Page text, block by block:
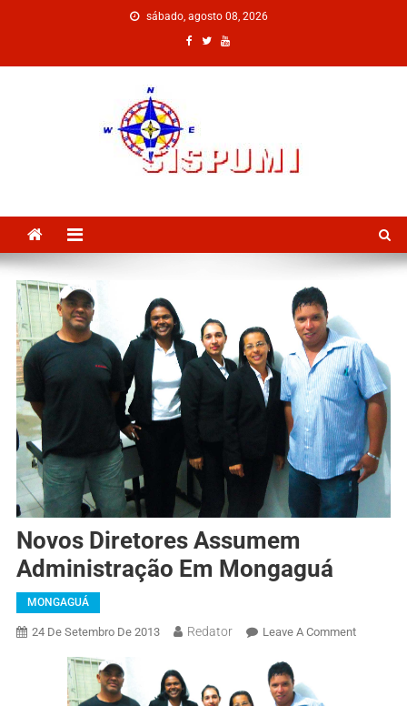
sábado, agosto 08, 2026
Novos Diretores Assumem
Administração Em Mongaguá
MONGAGUÁ
24 De Setembro De 2013 Redator Leave A Comment